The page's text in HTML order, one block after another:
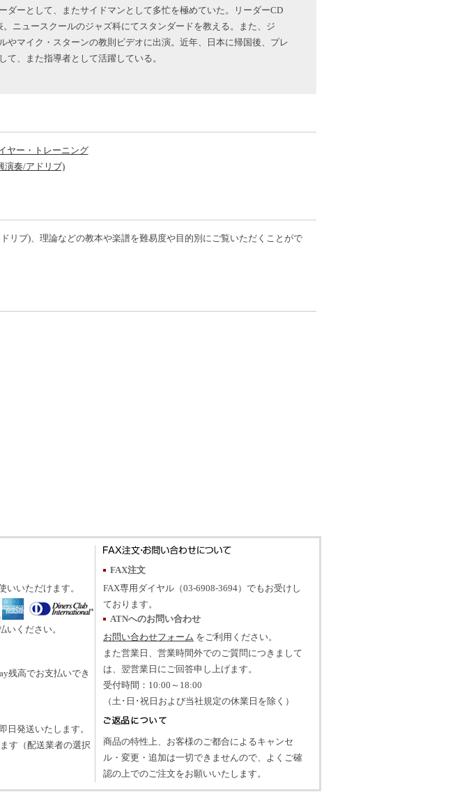
ダーとして、またサイドマンとして多忙を極めていた。リーダーCD
。ニュースクールのジャズ科にてスタンダードを教える。また、ジ
やマイク・スターンの教則ビデオに出演。近年、日本に帰国後、プレ
て、また指導者として活躍している。
ヤー・トレーニング
演奏/アドリブ)
リブ)、理論などの教本や楽譜を難易度や目的別にご覧いただくことがで
いいただけます。
いください。
残高でお支払いでき
日発送いたします。
す（配送業者の選択
FAX注文
FAX専用ダイヤル（03-6908-3694）でもお受けし
ております。
ATNへのお問い合わせ
お問い合わせフォーム をご利用ください。
また営業日、営業時間外でのご質問につきまして
は、翌営業日にご回答申し上げます。
受付時間：10:00～18:00
（土･日･祝日および当社規定の休業日を除く）
商品の特性上、お客様のご都合によるキャンセ
ル・変更・追加は一切できませんので、よくご確
認の上でのご注文をお願いいたします。